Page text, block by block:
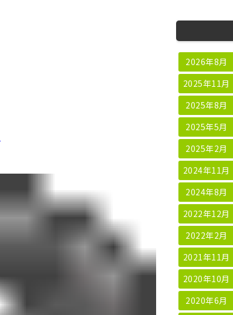
2026年8月
2025年11月
2025年8月
2025年5月
2025年2月
2024年11月
2024年8月
2022年12月
2022年2月
2021年11月
2020年10月
2020年6月